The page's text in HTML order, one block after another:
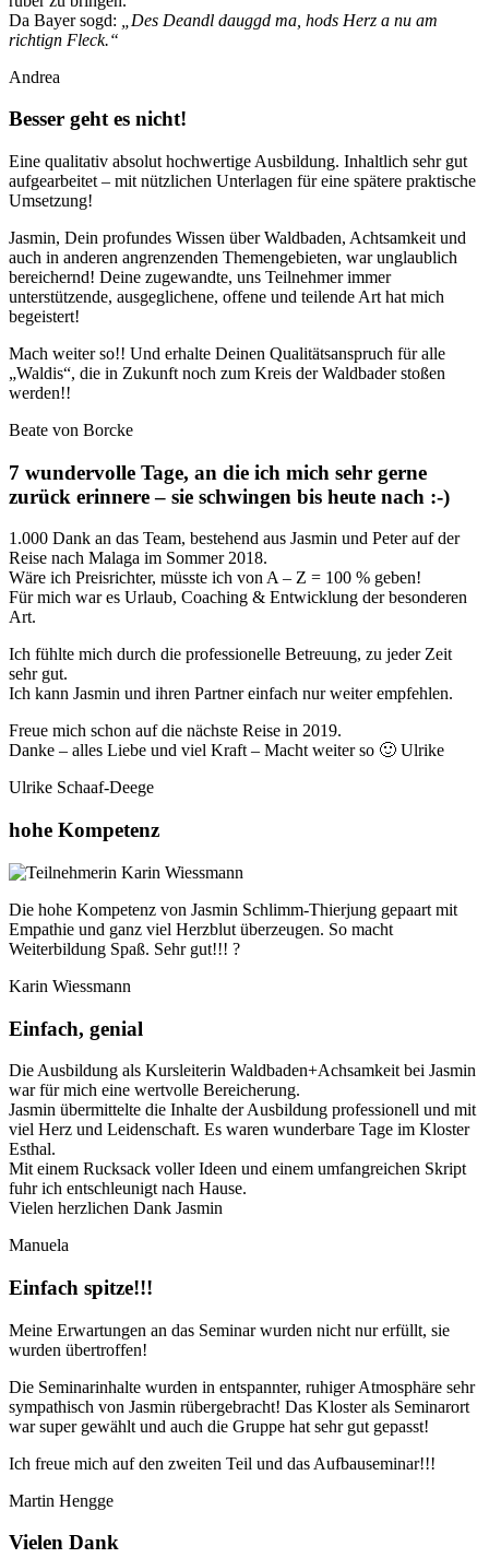
Da Bayer sogd:
„Des Deandl dauggd ma, hods Herz a nu am
richtign Fleck.“
Andrea
Besser geht es nicht!
Eine qualitativ absolut hochwertige Ausbildung. Inhaltlich sehr gut
aufgearbeitet – mit nützlichen Unterlagen für eine spätere praktische
Umsetzung!
Jasmin, Dein profundes Wissen über Waldbaden, Achtsamkeit und
auch in anderen angrenzenden Themengebieten, war unglaublich
bereichernd! Deine zugewandte, uns Teilnehmer immer
unterstützende, ausgeglichene, offene und teilende Art hat mich
begeistert!
Mach weiter so!! Und erhalte Deinen Qualitätsanspruch für alle
„Waldis“, die in Zukunft noch zum Kreis der Waldbader stoßen
werden!!
Beate von Borcke
7 wundervolle Tage, an die ich mich sehr gerne
zurück erinnere – sie schwingen bis heute nach :-)
1.000 Dank an das Team, bestehend aus Jasmin und Peter auf der
Reise nach Malaga im Sommer 2018.
Wäre ich Preisrichter, müsste ich von A – Z = 100 % geben!
Für mich war es Urlaub, Coaching & Entwicklung der besonderen
Art.
Ich fühlte mich durch die professionelle Betreuung, zu jeder Zeit
sehr gut.
Ich kann Jasmin und ihren Partner einfach nur weiter empfehlen.
Freue mich schon auf die nächste Reise in 2019.
Danke – alles Liebe und viel Kraft – Macht weiter so 🙂 Ulrike
Ulrike Schaaf-Deege
hohe Kompetenz
Die hohe Kompetenz von Jasmin Schlimm-Thierjung gepaart mit
Empathie und ganz viel Herzblut überzeugen. So macht
Weiterbildung Spaß. Sehr gut!!! ?
Karin Wiessmann
Einfach, genial
Die Ausbildung als Kursleiterin Waldbaden+Achsamkeit bei Jasmin
war für mich eine wertvolle Bereicherung.
Jasmin übermittelte die Inhalte der Ausbildung professionell und mit
viel Herz und Leidenschaft. Es waren wunderbare Tage im Kloster
Esthal.
Mit einem Rucksack voller Ideen und einem umfangreichen Skript
fuhr ich entschleunigt nach Hause.
Vielen herzlichen Dank Jasmin
Manuela
Einfach spitze!!!
Meine Erwartungen an das Seminar wurden nicht nur erfüllt, sie
wurden übertroffen!
Die Seminarinhalte wurden in entspannter, ruhiger Atmosphäre sehr
sympathisch von Jasmin rübergebracht! Das Kloster als Seminarort
war super gewählt und auch die Gruppe hat sehr gut gepasst!
Ich freue mich auf den zweiten Teil und das Aufbauseminar!!!
Martin Hengge
Vielen Dank